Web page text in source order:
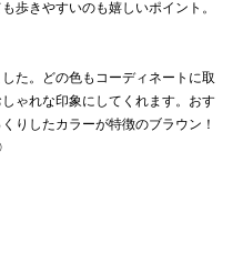
歩きやすいのも嬉しいポイント。
た。どの色もコーディネートに取
ゃれな印象にしてくれます。おす
りしたカラーが特徴のブラウン！